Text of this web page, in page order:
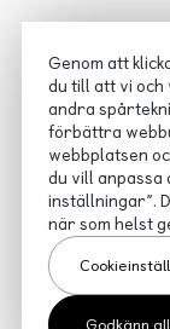
Genom att
du till att vi och
andra
förbättra
webbplatsen
du vill anpassa
inställningar”.
när som helst
Godkänn